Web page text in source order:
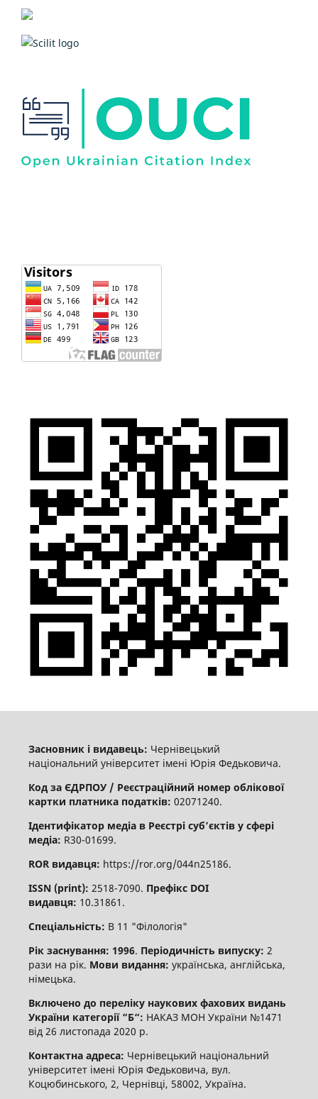
Засновник і видавець: Чернівецький
національний університет імені Юрія Федьковича.
Код за ЄДРПОУ / Реєстраційний номер облікової
картки платника податків: 02071240.
Ідентифікатор медіа в Реєстрі суб’єктів у сфері
медіа: R30-01699.
ROR видавця: https://ror.org/044n25186.
ISSN (print): 2518-7090. Префікс DOI
видавця: 10.31861.
Спеціальність: В 11 "Філологія"
Рік заснування: 1996. Періодичність випуску: 2
рази на рік. Мови видання: українська, англійська,
німецька.
Включено до переліку наукових фахових видань
України категорії “Б“: НАКАЗ МОН України №1471
від 26 листопада 2020 р.
Контактна адреса: Чернівецький національний
університет імені Юрія Федьковича, вул.
Коцюбинського, 2, Чернівці, 58002, Україна.